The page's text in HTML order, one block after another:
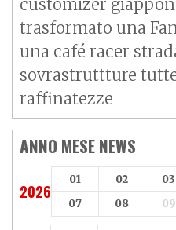
customizer
trasformato una
una café racer
sovrastruttture
raffinatezze
ANNO MESE NEWS
2026
01 02 03
07
08 09